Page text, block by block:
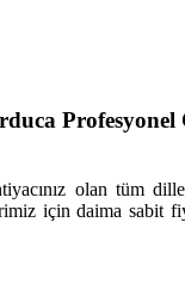
Profesyonel
olan tüm
için daima sabit